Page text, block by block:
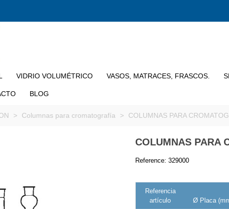
VIDRIO VOLUMÉTRICO VASOS, MATRACES, FRASCOS.
BLOG
> Columnas para cromatografía > COLUMNAS PARA
COLUMNAS PARA
Reference: 329000
Referencia
artículo
Ø Placa